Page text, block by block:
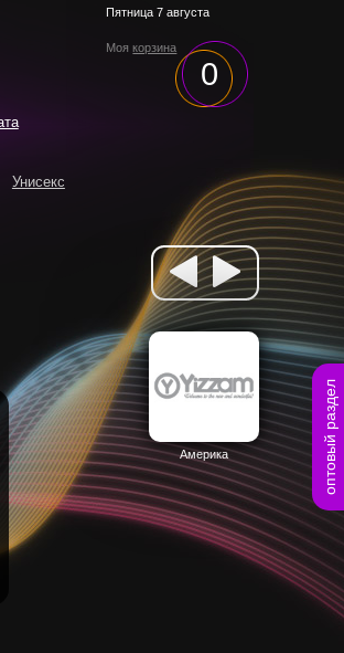
оптовый раздел
Пятница 7 августа
Моякорзина
0
Унисекс
Америка